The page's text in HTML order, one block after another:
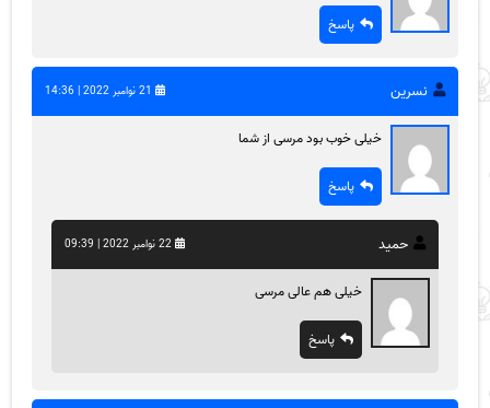
پاسخ
نسرین 21 نوامبر 2022 | 14:36
خیلی خوب بود مرسی از شما
پاسخ
حمید 22 نوامبر 2022 | 09:39
خیلی هم عالی مرسی
پاسخ